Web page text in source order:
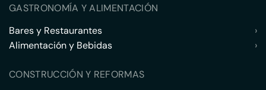
GASTRONOMÍA Y ALIMENTACIÓN
Bares y Restaurantes
›
Alimentación y Bebidas
›
CONSTRUCCIÓN Y REFORMAS